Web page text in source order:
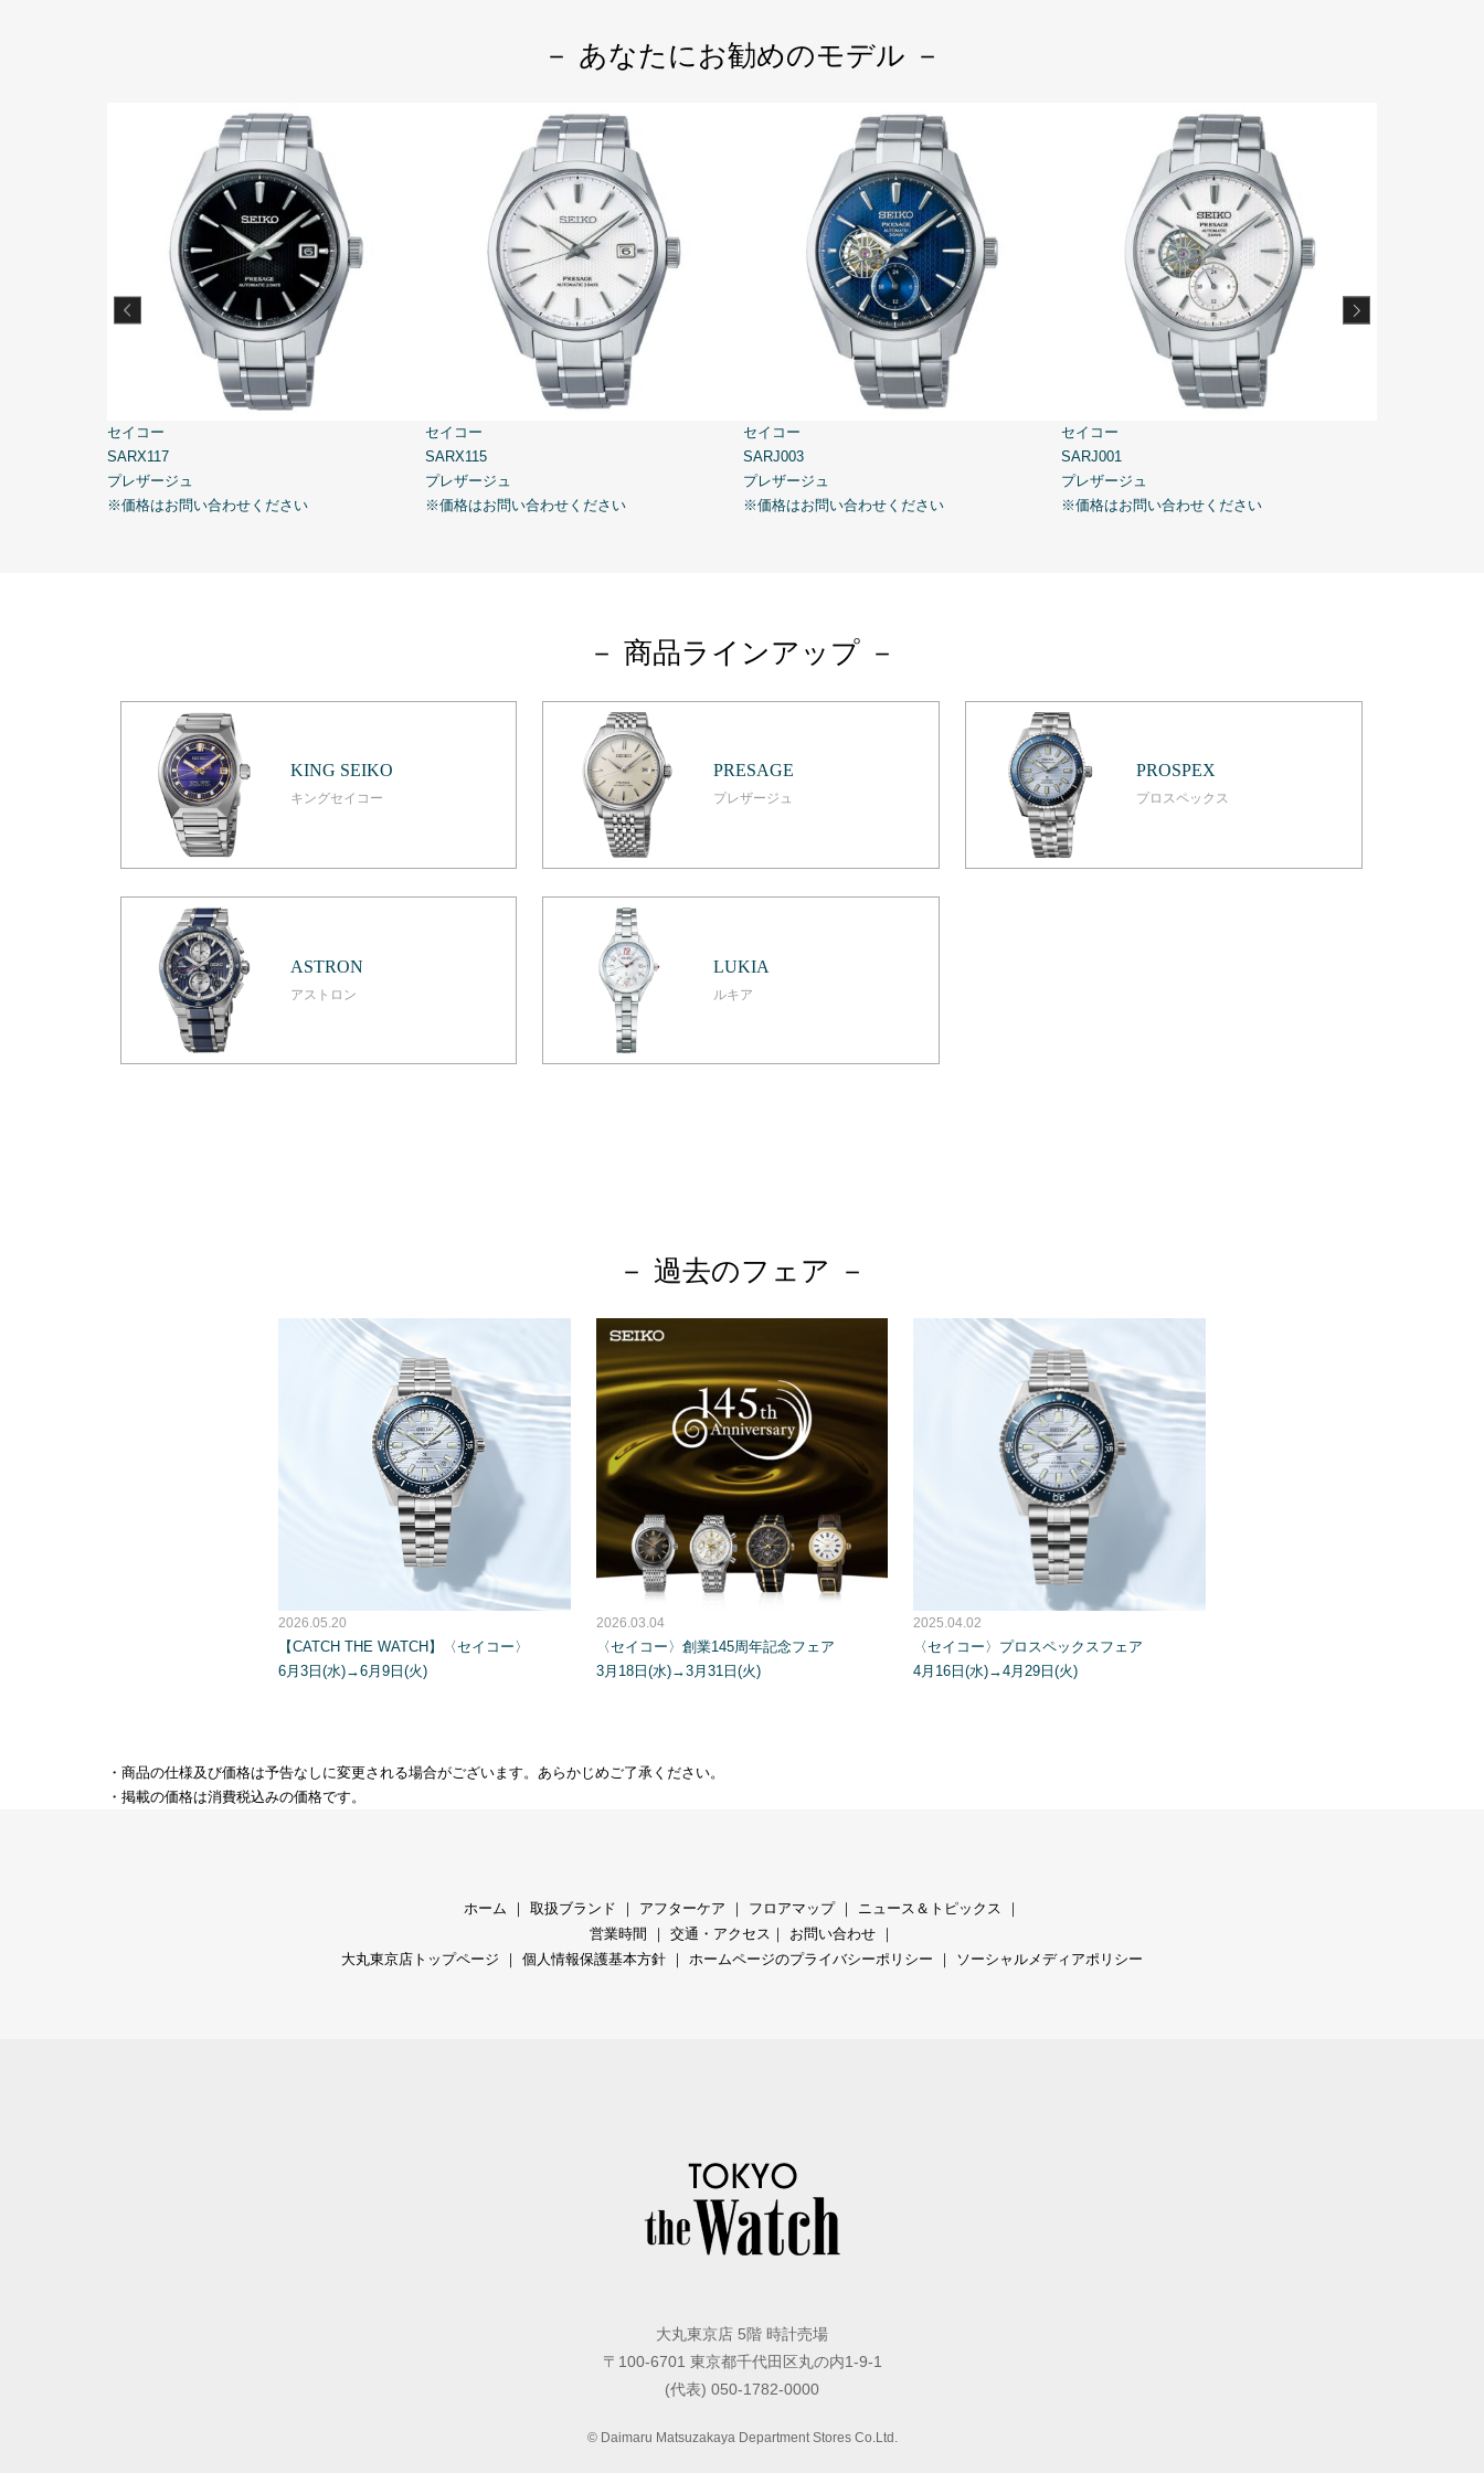
－ あなたにお勧めのモデル －
セイコー
SARX117
プレザージュ
※価格はお問い合わせください
セイコー
SARX115
プレザージュ
※価格はお問い合わせください
セイコー
SARJ003
プレザージュ
※価格はお問い合わせください
セイコー
SARJ001
プレザージュ
※価格はお問い合わせください
－ 商品ラインアップ －
KING SEIKO
キングセイコー
PRESAGE
プレザージュ
PROSPEX
プロスペックス
ASTRON
アストロン
LUKIA
ルキア
－ 過去のフェア －
2026.05.20
【CATCH THE WATCH】〈セイコー〉
6月3日(水)→6月9日(火)
2026.03.04
〈セイコー〉創業145周年記念フェア
3月18日(水)→3月31日(火)
2025.04.02
〈セイコー〉プロスペックスフェア
4月16日(水)→4月29日(火)
・商品の仕様及び価格は予告なしに変更される場合がございます。あらかじめご了承ください。
・掲載の価格は消費税込みの価格です。
ホーム ｜ 取扱ブランド ｜ アフターケア ｜ フロアマップ｜ ニュース＆トピックス
｜
営業時間
｜ 交通・アクセス ｜ お問い合わせ ｜
大丸東京店トップページ ｜ 個人情報保護基本方針 ｜ ホームページのプライバシーポリシー ｜ ソーシャルメディアポリシー
大丸東京店 5階 時計売場
〒100-6701 東京都千代田区丸の内1-9-1
(代表) 050-1782-0000
© Daimaru Matsuzakaya Department Stores Co.Ltd.